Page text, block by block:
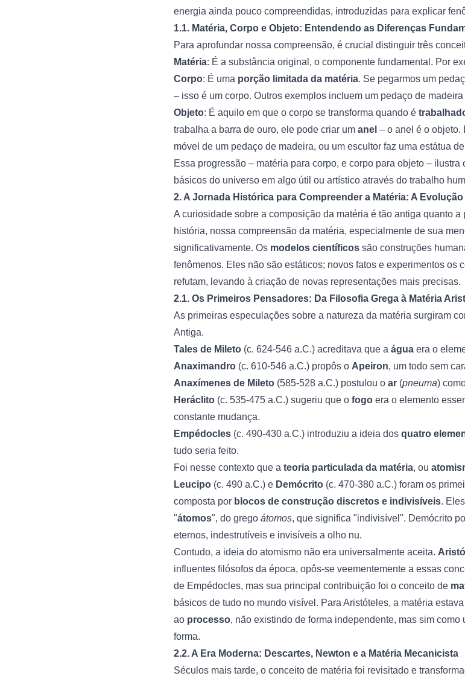
energia ainda pouco compreendidas, introduzidas para explicar
1.1. Matéria, Corpo e Objeto: Entendendo as Diferenças
Para aprofundar nossa compreensão, é crucial distinguir três
Matéria: É a substância original, o componente fundamental. Por
Corpo: É uma porção limitada da matéria. Se pegarmos um
– isso é um corpo. Outros exemplos incluem um pedaço de
Objeto: É aquilo em que o corpo se transforma quando é
trabalha a barra de ouro, ele pode criar um anel – o anel é o objeto.
móvel de um pedaço de madeira, ou um escultor faz uma estátua
Essa progressão – matéria para corpo, e corpo para objeto –
básicos do universo em algo útil ou artístico através do trabalho
2. A Jornada Histórica para Compreender a Matéria: A
A curiosidade sobre a composição da matéria é tão antiga quanto
história, nossa compreensão da matéria, especialmente de sua
significativamente. Os modelos científicos são construções
fenômenos. Eles não são estáticos; novos fatos e experimentos os
refutam, levando à criação de novas representações mais precisas.
2.1. Os Primeiros Pensadores: Da Filosofia Grega à Matéria
As primeiras especulações sobre a natureza da matéria surgiram
Antiga.
Tales de Mileto (c. 624-546 a.C.) acreditava que a água era o
Anaximandro (c. 610-546 a.C.) propôs o Apeiron, um todo sem
Anaxímenes de Mileto (585-528 a.C.) postulou o ar (pneuma)
Heráclito (c. 535-475 a.C.) sugeriu que o fogo era o elemento
constante mudança.
Empédocles (c. 490-430 a.C.) introduziu a ideia dos quatro
tudo seria feito.
Foi nesse contexto que a teoria particulada da matéria, ou
Leucipo (c. 490 a.C.) e Demócrito (c. 470-380 a.C.) foram os
composta por blocos de construção discretos e indivisíveis.
"átomos", do grego átomos, que significa "indivisível". Demócrito
eternos, indestrutíveis e invisíveis a olho nu.
Contudo, a ideia do atomismo não era universalmente aceita.
influentes filósofos da época, opôs-se veementemente a essas
de Empédocles, mas sua principal contribuição foi o conceito de
básicos de tudo no mundo visível. Para Aristóteles, a matéria
ao processo, não existindo de forma independente, mas sim
forma.
2.2. A Era Moderna: Descartes, Newton e a Matéria Mecanicista
Séculos mais tarde, o conceito de matéria foi revisitado e